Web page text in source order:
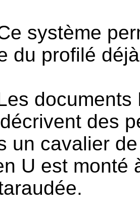
système
du profilé
documents
des
un cavalier
U est monté